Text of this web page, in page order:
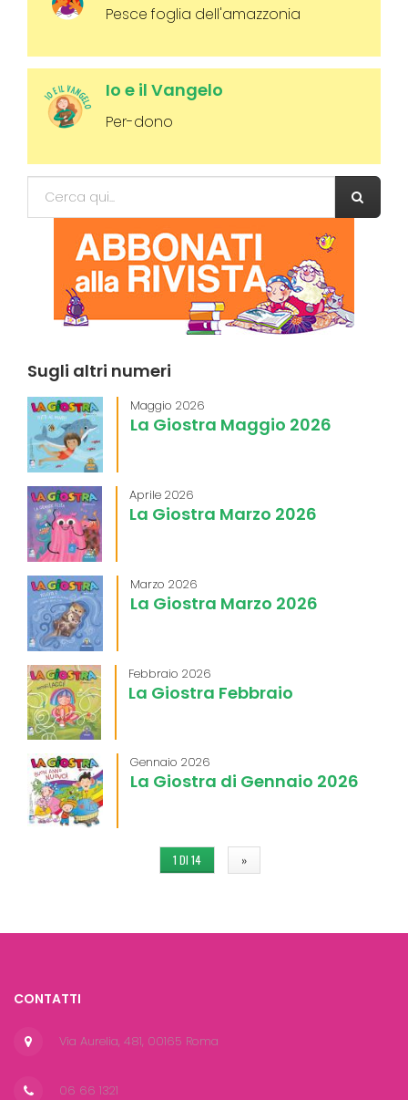
Pesce foglia dell'amazzonia
Io e il Vangelo
Per-dono
Form di ricerca
Sugli altri numeri
Maggio 2026
La Giostra Maggio 2026
Aprile 2026
La Giostra Marzo 2026
Marzo 2026
La Giostra Marzo 2026
Febbraio 2026
La Giostra Febbraio
Gennaio 2026
La Giostra di Gennaio 2026
1 DI 14 »
CONTATTI
Via Aurelia, 481, 00165 Roma
06 66 1321